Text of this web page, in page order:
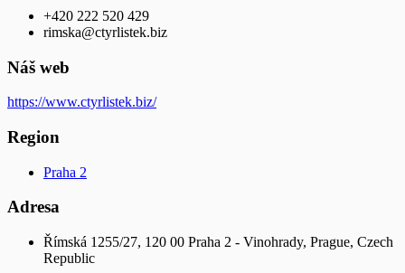
+420 222 520 429
rimska@ctyrlistek.biz
Náš web
https://www.ctyrlistek.biz/
Region
Praha 2
Adresa
Římská 1255/27, 120 00 Praha 2 - Vinohrady, Prague, Czech
Republic